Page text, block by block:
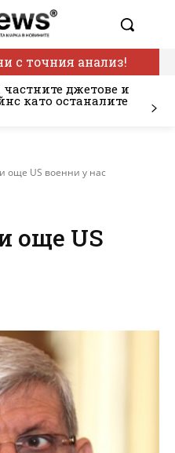
с точния анализ!
частните джетове и
като останалите
още US военни у нас
още US